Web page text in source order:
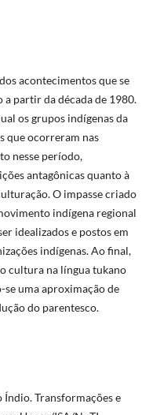
acontecimentos que se
partir da década de 1980.
os grupos indígenas da
que ocorreram nas
nesse período,
antagônicas quanto à
O impasse criado
indígena regional
idealizados e postos em
indígenas. Ao final,
cultura na língua tukano
uma aproximação de
do parentesco.
Índio. Transformações e